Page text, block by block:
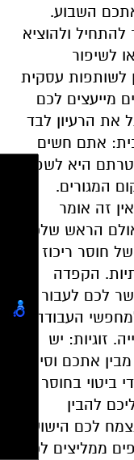
השבוע.
ולהוציא
לשיפור
לשותפות עסקית
מייעצים לכם
את הרעיון לבד
אתם חשים
היא לשפר
המגורים.
זה אומר
הראש שלכם
חוסר ריכוז
הקפדה
לכם לעבור
העבודה:
זוגיות: יש
אתכם וסימני
ביטוי בחוסר
להבין
לכם הישועה
ממליצים לכם